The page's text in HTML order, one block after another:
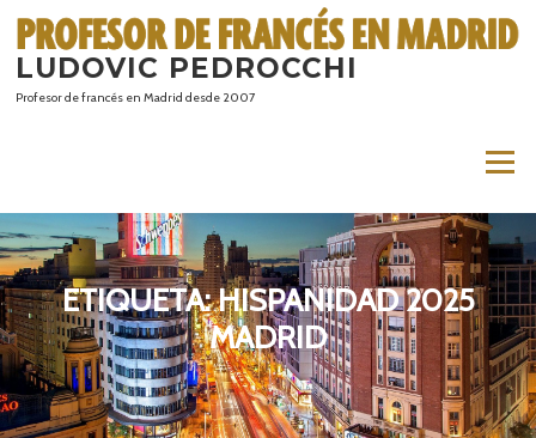
contenido
LUDOVIC PEDROCCHI
Profesor de francés en Madrid desde 2007
Menú
ETIQUETA:HISPANIDAD 2025
MADRID